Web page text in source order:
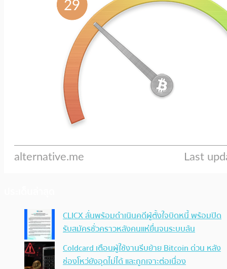
CLICX ลั่นพร้อมดำเนินคดีผู้ตั้งใจบิดหนี้ พร้อมปิด
รับสมัครชั่วคราวหลังคนแห่ยื่นจนระบบล้น
Coldcard เตือนผู้ใช้งานรีบย้าย Bitcoin ด่วน หลัง
ช่องโหว่ยังอุดไม่ได้ และถูกเจาะต่อเนื่อง